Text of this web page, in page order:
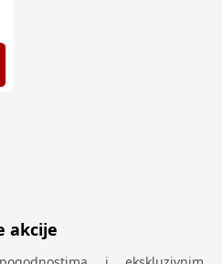
akcije